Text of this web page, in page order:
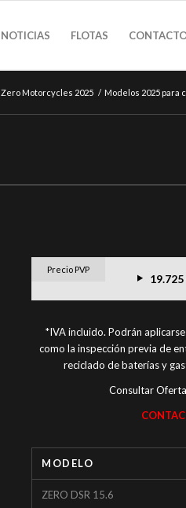
NOTICIAS FLOTAS
Zero Motorcycles 2025 / Modelos 2025 para
Precio PVP
19.725
*IVA incluido. Podrán
como la inspección previa de
reciclado de baterías y
Consultar
MODELO
ZERO DSR 15.6